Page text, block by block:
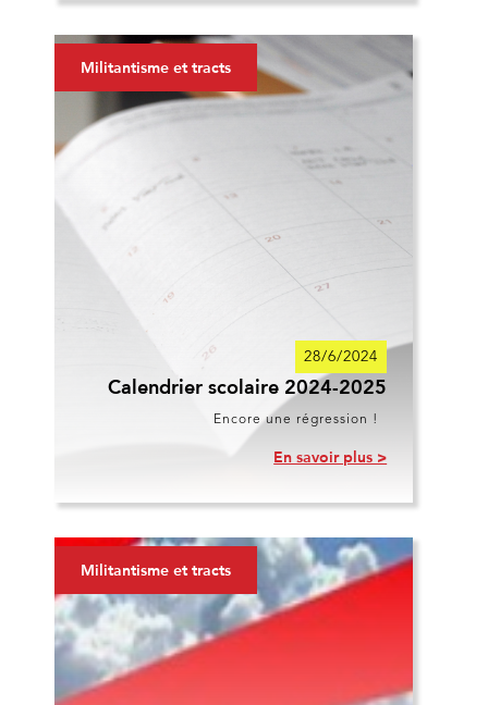
Militantisme et tracts
28/6/2024
Calendrier scolaire 2024-2025
Encore une régression !
En savoir plus >
Militantisme et tracts